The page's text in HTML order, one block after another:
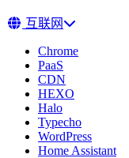
互联网
Chrome
PaaS
CDN
HEXO
Halo
Typecho
WordPress
Home Assistant